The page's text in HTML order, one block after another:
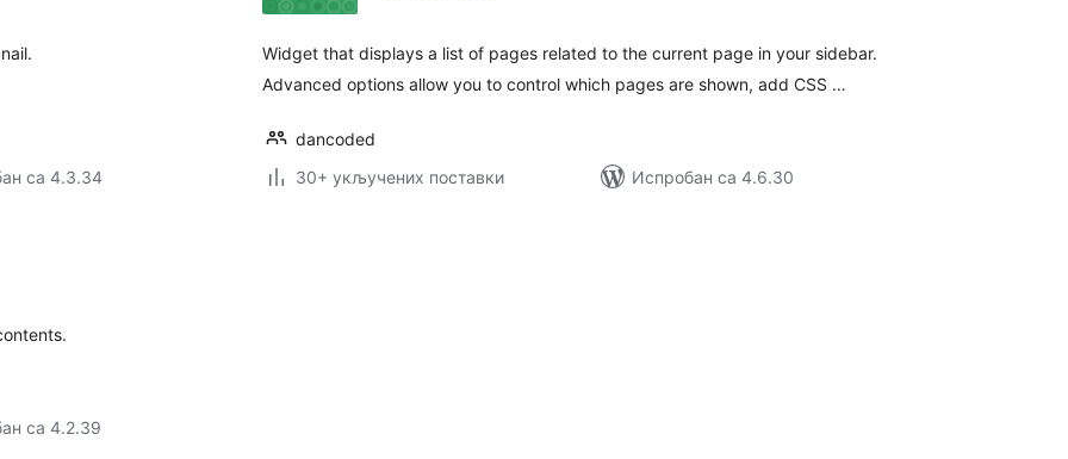
са 4.3.34
Widget that displays a list of pages related to the current page in your sidebar.
Advanced options allow you to control which pages are shown, add CSS …
dancoded
30+ укључених поставки
Испробан са 4.6.30
са 4.2.39